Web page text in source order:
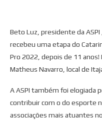
Beto Luz, presidente da
recebeu uma etapa do
Pro 2022, depois de 11 anos!
Matheus Navarro, local de
A ASPI também foi elogiada
contribuir com o do esporte
associações mais atuantes